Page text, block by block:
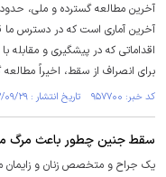
آخرین آماری است که در دسترس ما
اقداماتی که در پیشگیری و
برای انصراف از سقط، اخیراً
کد خبر: ۹۵۷۷۰۰ تاریخ انتشار : ۱۴۰۳/۰۹/۲۹
سقط جنین چطور باعث مرگ
یک جراح و متخصص زنان و زایمان